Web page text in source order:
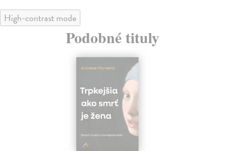
High-contrast mode
Podobné tituly